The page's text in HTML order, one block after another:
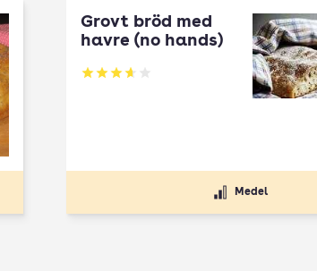
Grovt bröd med
havre (no hands)
Betyg: 3.66 av 5
Medel